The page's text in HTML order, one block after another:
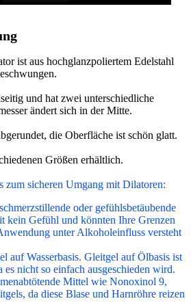
ist aus hochglanzpoliertem Edelstahl
und hat zwei unterschiedliche
ändert sich in der Mitte.
die Oberfläche ist schön glatt.
Größen erhältlich.
zum sicheren Umgang mit Dilatoren:
oder gefühlsbetäubende
kein Gefühl und könnten Ihre Grenzen
unter Alkoholeinfluss versteht
auf Wasserbasis. Gleitgel auf Ölbasis ist
es nicht so einfach ausgeschieden wird.
Mittel wie Nonoxinol 9,
da diese Blase und Harnröhre reizen